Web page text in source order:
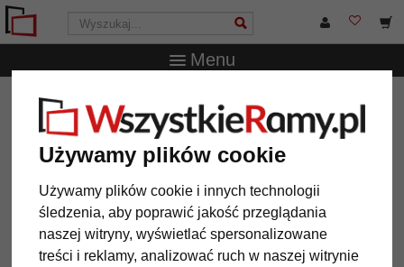
Używamy plików cookie
Używamy plików cookie i innych technologii
śledzenia, aby poprawić jakość przeglądania
naszej witryny, wyświetlać spersonalizowane
treści i reklamy, analizować ruch w naszej witrynie
Menu
WszystkieRamy.pl
Aluminiowe ramy do obrazów Pedro na wymiar
Aluminiowe ramy do obrazów
Pedro na wymiar